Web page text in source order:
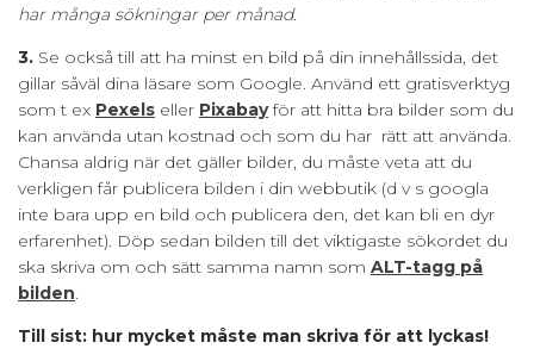
har många sökningar per månad.
3. Se också till att ha minst en bild på din innehållssida, det
gillar såväl dina läsare som Google. Använd ett gratisverktyg
som t ex Pexels eller Pixabayför att hitta bra bilder som du
kan använda utan kostnad och som du har rätt att använda.
Chansa aldrig när det gäller bilder, du måste veta att du
verkligen får publicera bilden i din webbutik (d v s googla
inte bara upp en bild och publicera den, det kan bli en dyr
erfarenhet). Döp sedan bilden till det viktigaste sökordet du
ska skriva om och sätt samma namn som ALT-tagg på
bilden.
Till sist: hur mycket måste man skriva för att lyckas!